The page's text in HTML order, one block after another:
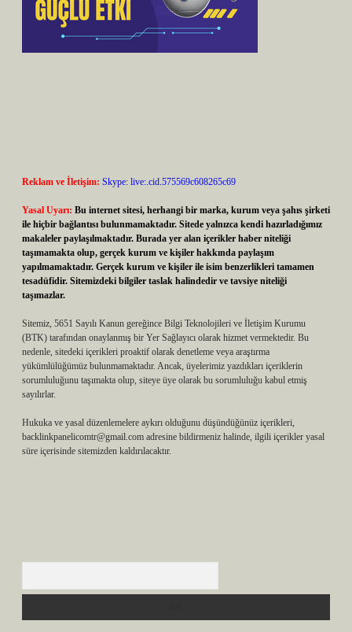
Reklam ve İletişim: Skype: live:.cid.575569c608265c69
Yasal Uyarı: Bu internet sitesi, herhangi bir marka, kurum veya şahıs şirketi
ile hiçbir bağlantısı bulunmamaktadır. Sitede yalnızca kendi hazırladığımız
makaleler paylaşılmaktadır. Burada yer alan içerikler haber niteliği
taşımamakta olup, gerçek kurum ve kişiler hakkında paylaşım
yapılmamaktadır. Gerçek kurum ve kişiler ile isim benzerlikleri tamamen
tesadüfidir. Sitemizdeki bilgiler taslak halindedir ve tavsiye niteliği
taşımazlar.
Sitemiz, 5651 Sayılı Kanun gereğince Bilgi Teknolojileri ve İletişim Kurumu
(BTK) tarafından onaylanmış bir Yer Sağlayıcı olarak hizmet vermektedir. Bu
nedenle, sitedeki içerikleri proaktif olarak denetleme veya araştırma
yükümlülüğümüz bulunmamaktadır. Ancak, üyelerimiz yazdıkları içeriklerin
sorumluluğunu taşımakta olup, siteye üye olarak bu sorumluluğu kabul etmiş
sayılırlar.
Hukuka ve yasal düzenlemelere aykırı olduğunu düşündüğünüz içerikleri,
backlinkpanelicomtr@gmail.com adresine bildirmeniz halinde, ilgili içerikler yasal
süre içerisinde sitemizden kaldırılacaktır.